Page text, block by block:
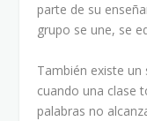
parte de su
grupo se une, se
También existe un
cuando una clase
palabras no